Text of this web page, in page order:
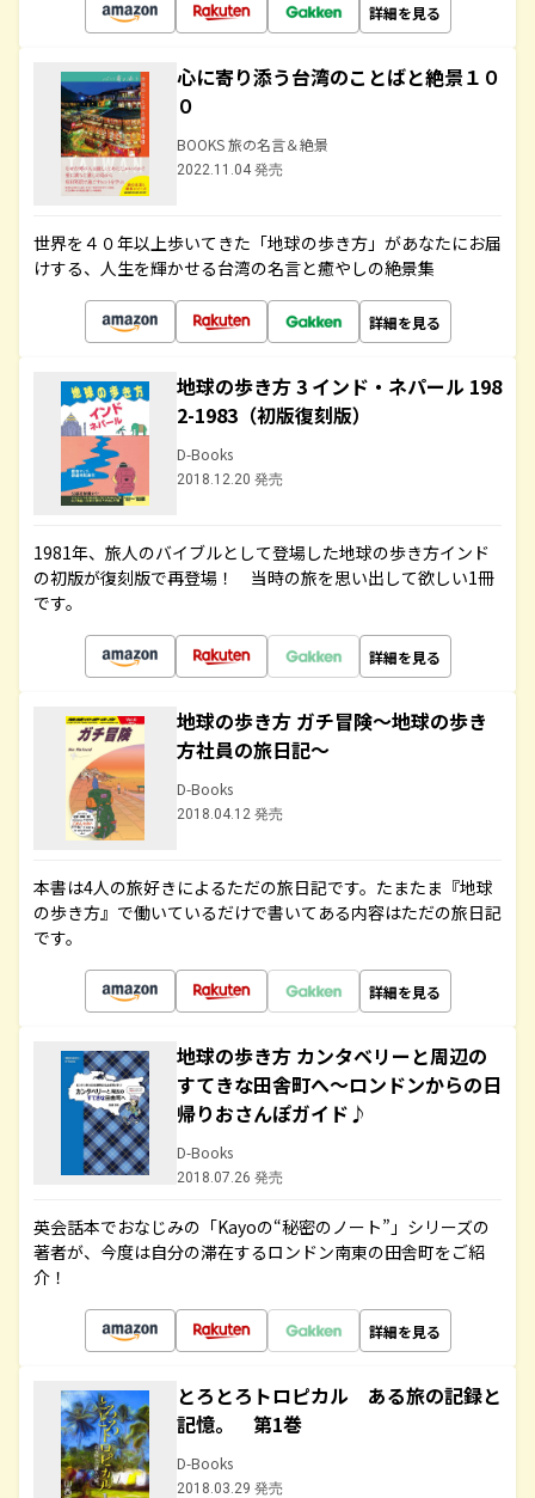
詳細を見る
心に寄り添う台湾のことばと絶景１０
０
BOOKS 旅の名言＆絶景
2022.11.04 発売
世界を４０年以上歩いてきた「地球の歩き方」があなたにお届
けする、人生を輝かせる台湾の名言と癒やしの絶景集
詳細を見る
地球の歩き方 3 インド・ネパール 198
2-1983（初版復刻版）
D-Books
2018.12.20 発売
1981年、旅人のバイブルとして登場した地球の歩き方インド
の初版が復刻版で再登場！ 当時の旅を思い出して欲しい1冊
です。
詳細を見る
地球の歩き方 ガチ冒険～地球の歩き
方社員の旅日記～
D-Books
2018.04.12 発売
本書は4人の旅好きによるただの旅日記です。たまたま『地球
の歩き方』で働いているだけで書いてある内容はただの旅日記
です。
詳細を見る
地球の歩き方 カンタベリーと周辺の
すてきな田舎町へ～ロンドンからの日
帰りおさんぽガイド♪
D-Books
2018.07.26 発売
英会話本でおなじみの「Kayoの“秘密のノート”」シリーズの
著者が、今度は自分の滞在するロンドン南東の田舎町をご紹
介！
詳細を見る
とろとろトロピカル ある旅の記録と
記憶。 第1巻
D-Books
2018.03.29 発売